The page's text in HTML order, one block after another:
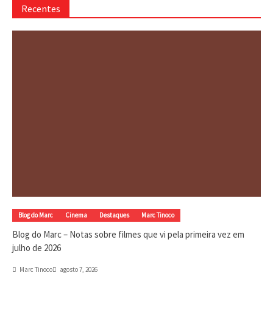
Recentes
Blog do Marc Cinema Destaques Marc Tinoco
Blog do Marc – Notas sobre filmes que vi pela primeira vez em
julho de 2026
Marc Tinoco agosto 7, 2026